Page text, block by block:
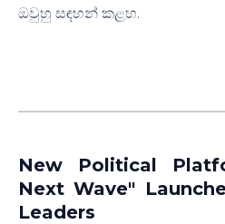
ඔවුහු සඳහන් කළහ.
New Political
Next Wave"
Leaders